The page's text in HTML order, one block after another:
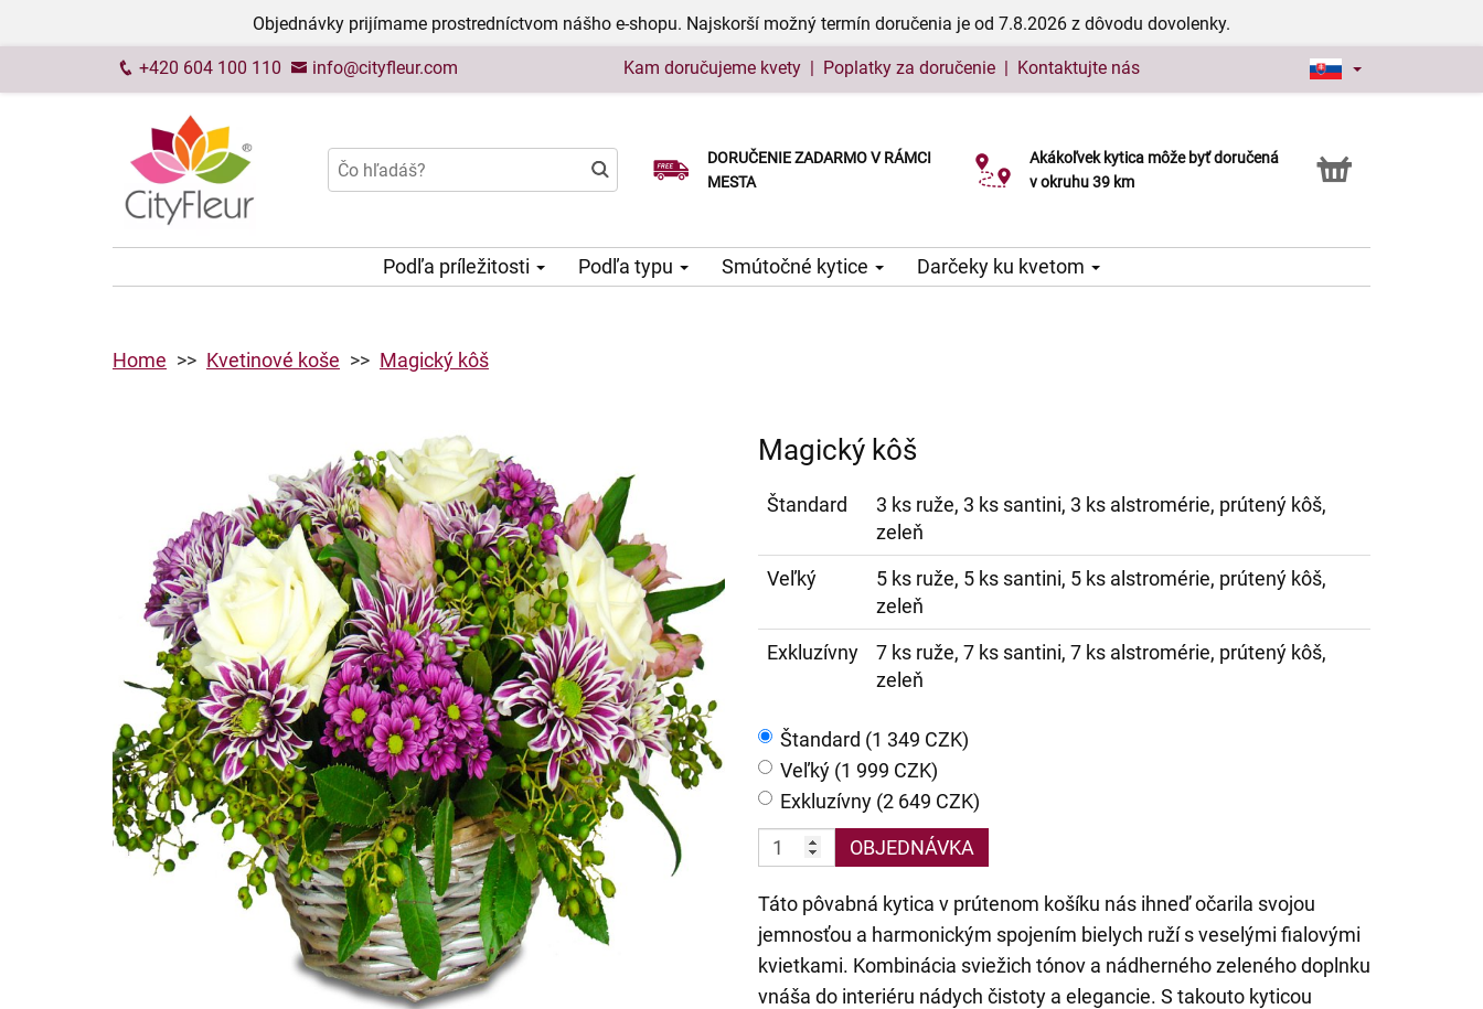
Objednávky prijímame prostredníctvom nášho e-shopu. Najskorší možný termín doručenia je od 7.8.2026 z dôvodu dovolenky.
+420 604 100 110 info@cityfleur.com Kam doručujeme kvety | Poplatky za doručenie | Kontaktujte nás
DORUČENIE ZADARMO V RÁMCI
MESTA
Akákoľvek kytica môže byť doručená
v okruhu 39 km
Služba Click & Collect
Podľa príležitosti Podľa typu Smútočné kytice Darčeky ku kvetom
Home Kvetinové koše Magický kôš
Magický kôš
Štandard
3 ks ruže, 3 ks santini, 3 ks alstromérie, prútený kôš,
zeleň
Veľký
5 ks ruže, 5 ks santini, 5 ks alstromérie, prútený kôš,
zeleň
Exkluzívny
7 ks ruže, 7 ks santini, 7 ks alstromérie, prútený kôš,
zeleň
Štandard (1 349 CZK)
Veľký (1 999 CZK)
Exkluzívny (2 649 CZK)
OBJEDNÁVKA
Táto pôvabná kytica v prútenom košíku nás ihneď očarila svojou
jemnosťou a harmonickým spojením bielych ruží s veselými fialovými
kvietkami. Kombinácia sviežich tónov a nádherného zeleného doplnku
vnáša do interiéru nádych čistoty a elegancie. S takouto kyticou